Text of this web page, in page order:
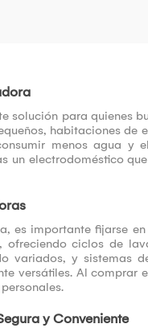
solución para quienes
habitaciones
menos agua y
un electrodoméstico
es importante fijarse
ciclos de
variados, y sistemas
versátiles. Al
y Conveniente